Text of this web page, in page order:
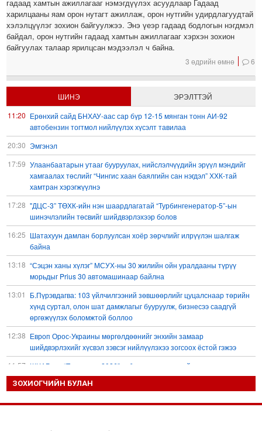
гадаад хамтын ажиллагааг нэмэгдүүлэх асуудлаар Гадаад
харилцааны яам орон нутагт ажиллаж, орон нутгийн удирдлагуудтай
хэлэлцүүлэг зохион байгуулжээ. Энэ үеэр гадаад бодлогын нэгдмэл
байдал, орон нутгийн гадаад хамтын ажиллагааг хэрхэн зохион
байгуулах талаар ярилцсан мэдээлэл ч байна.
3 өдрийн өмнө 6
ШИНЭ
ЭРЭЛТТЭЙ
11:20 Ерөнхий сайд БНХАУ-аас сар бүр 12-15 мянган тонн АИ-92
автобензин тогтмол нийлүүлэх хүсэлт тавилаа
20:30 Эмгэнэл
17:59 Улаанбаатарын утааг бууруулах, нийслэлчүүдийн эрүүл мэндийг
хамгаалах төслийг “Чингис хаан баялгийн сан нэгдэл” ХХК-тай
хамтран хэрэгжүүлнэ
17:28 "ДЦС-3” ТӨХК-ийн нэн шаардлагатай “Турбингенератор-5”-ын
шинэчлэлийн төсвийг шийдвэрлэхээр болов
16:25 Шатахуун дамлан борлуулсан хоёр зөрчлийг илрүүлэн шалгаж
байна
13:18 “Сэцэн ханы хүлэг” МСУХ-ны 30 жилийн ойн уралдааны түрүү
морьдыг Prius 30 автомашинаар байлна
13:01
Б.Пүрэвдагва: 103 үйлчилгээний зөвшөөрлийг цуцалснаар төрийн
хүнд суртал, олон шат дамжлагыг бууруулж, бизнесээ саадгүй
өргөжүүлэх боломжтой боллоо
12:38 Европ Орос-Украины мөргөлдөөнийг энхийн замаар
шийдвэрлэхийг хүсвэл зэвсэг нийлүүлэхээ зогсоох ёстой гэжээ
11:57 ШХАБ-ын “Тяньшань-2026” кибер терроризмтой тэмцэх хамтарсан
сургуулилалт боллоо
ЗОХИОГЧИЙН БУЛАН